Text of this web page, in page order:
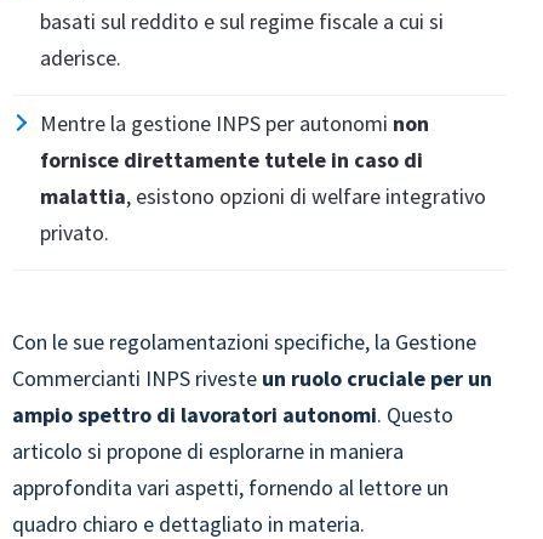
basati sul reddito e sul regime fiscale a cui si
aderisce.
Mentre la gestione INPS per autonomi non
fornisce direttamente tutele in caso di
malattia, esistono opzioni di welfare integrativo
privato.
Con le sue regolamentazioni specifiche, la Gestione
Commercianti INPS riveste un ruolo cruciale per un
ampio spettro di lavoratori autonomi. Questo
articolo si propone di esplorarne in maniera
approfondita vari aspetti, fornendo al lettore un
quadro chiaro e dettagliato in materia.